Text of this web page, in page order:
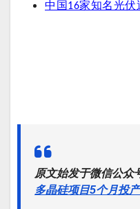
中国16家知名光伏
原文始发于微信公众
多晶硅项目5个月投